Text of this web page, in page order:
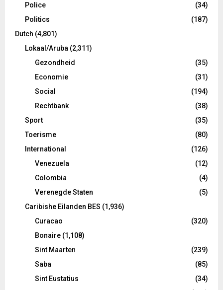
Police
(34)
Politics
(187)
Dutch (4,801)
Lokaal/Aruba (2,311)
Gezondheid
(35)
Economie
(31)
Social
(194)
Rechtbank
(38)
Sport
(35)
Toerisme
(80)
International
(126)
Venezuela
(12)
Colombia
(4)
Verenegde Staten
(5)
Caribishe Eilanden BES (1,936)
Curacao
(320)
Bonaire (1,108)
Sint Maarten
(239)
Saba
(85)
Sint Eustatius
(34)